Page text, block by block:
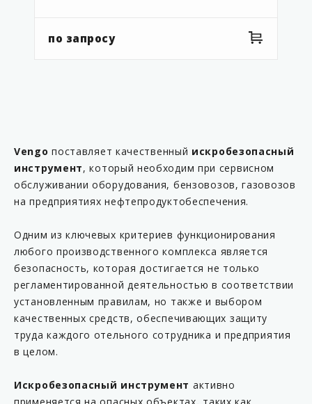
по запросу
Vengoпоставляет качественный искробезопасный
инструмент, который необходим при сервисном
обслуживании оборудования, бензовозов, газовозов
на предприятиях нефтепродуктобеспечения.
Одним из ключевых критериев функционирования
любого производственного комплекса является
безопасность, которая достигается не только
регламентированной деятельностью в соответствии
установленным правилам, но также и выбором
качественных средств, обеспечивающих защиту
труда каждого отельного сотрудника и предприятия
в целом.
Искробезопасный инструмент активно